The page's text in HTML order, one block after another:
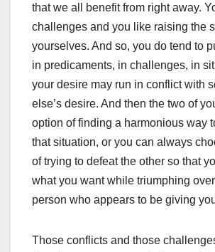
that we all benefit from right away.
challenges and you like raising the
yourselves. And so, you do tend to
in predicaments, in challenges, in
your desire may run in conflict with
else’s desire. And then the two of
option of finding a harmonious way
that situation, or you can always
of trying to defeat the other so that
what you want while triumphing
person who appears to be giving
Those conflicts and those